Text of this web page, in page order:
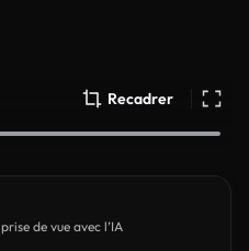
Recadrer
de vue avec l’IA